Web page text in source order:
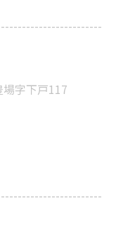
字下戸117